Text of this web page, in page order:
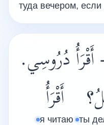
туда вечером,
أَقْرَأُ دُرُوسِي.
ты
أَقْرَأُ
я читаю